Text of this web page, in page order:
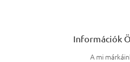
Információk
A mi